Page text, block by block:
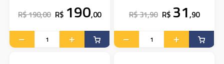
R$ 190,00 R$ 190,00 R$ 31,90 R$ 31,90